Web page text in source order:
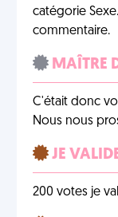
catégorie
commentaire.
MAÎTRE
C'était donc
Nous nous
JE
200 votes je